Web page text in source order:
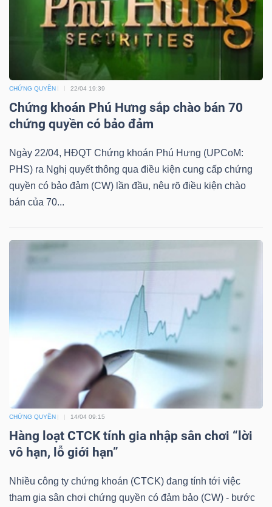
CHỨNG QUYỀN 22/04 19:39
Chứng khoán Phú Hưng sắp chào bán 70
chứng quyền có bảo đảm
Ngày 22/04, HĐQT Chứng khoán Phú Hưng (UPCoM:
PHS) ra Nghị quyết thông qua điều kiện cung cấp chứng
quyền có bảo đảm (CW) lần đầu, nêu rõ điều kiện chào
bán của 70...
CHỨNG QUYỀN 14/04 09:15
Hàng loạt CTCK tính gia nhập sân chơi “lời
vô hạn, lỗ giới hạn”
Nhiều công ty chứng khoán (CTCK) đang tính tới việc
tham gia sân chơi chứng quyền có đảm bảo (CW) - bước
THÔNG
TIỆN
ÍCH
Mã
khoán
Cổ phiếu Chỉ số
Lãnh
đạo
Tất cả Người nội bộ Người liên quan Cổ đông lớn